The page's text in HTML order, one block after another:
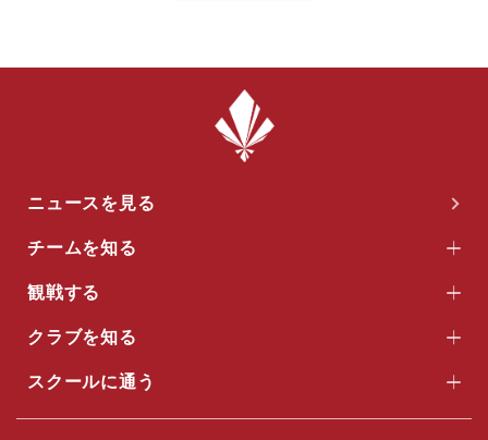
ニュースを見る
チームを知る
観戦する
クラブを知る
スクールに通う